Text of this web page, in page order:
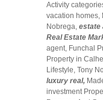
Activity
vacation homes,
Nobrega, estate
Real Estate
agent, Funchal
Property in
Lifestyle, Tony
luxury real,
investment